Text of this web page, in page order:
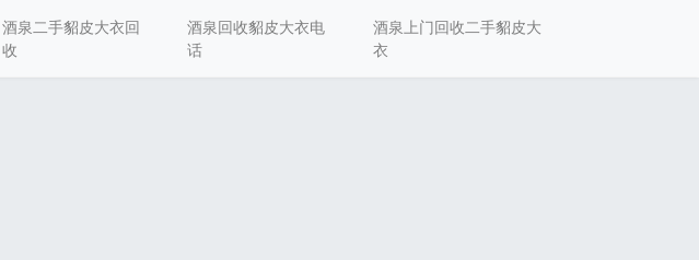
酒泉二手貂皮大衣回
收
酒泉回收貂皮大衣电
话
酒泉上门回收二手貂皮大
衣